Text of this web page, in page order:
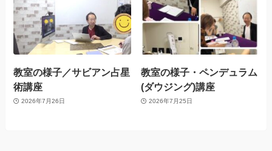
教室の様子／サビアン占星
術講座
2026年7月26日
教室の様子・ペンデュラム
(ダウジング)講座
2026年7月25日